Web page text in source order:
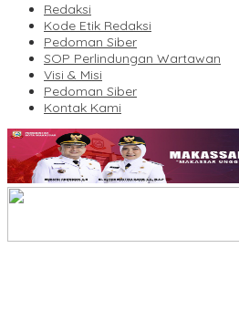
Redaksi
Kode Etik Redaksi
Pedoman Siber
SOP Perlindungan Wartawan
Visi & Misi
Pedoman Siber
Kontak Kami